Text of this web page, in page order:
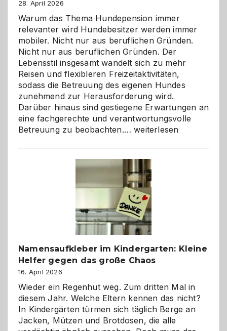
28. April 2026
Warum das Thema Hundepension immer
relevanter wird Hundebesitzer werden immer
mobiler. Nicht nur aus beruflichen Gründen.
Nicht nur aus beruflichen Gründen. Der
Lebensstil insgesamt wandelt sich zu mehr
Reisen und flexibleren Freizeitaktivitäten,
sodass die Betreuung des eigenen Hundes
zunehmend zur Herausforderung wird.
Darüber hinaus sind gestiegene Erwartungen an
eine fachgerechte und verantwortungsvolle
Betreuung zu beobachten.…Betreuung
wann
ist
eine
Hundepension
die
richtige
weiterlesen
Namensaufkleber im Kindergarten: Kleine
Helfer gegen das große Chaos
16. April 2026
Wieder ein Regenhut weg. Zum dritten Mal in
diesem Jahr. Welche Eltern kennen das nicht?
In Kindergärten türmen sich täglich Berge an
Jacken, Mützen und Brotdosen, die alle